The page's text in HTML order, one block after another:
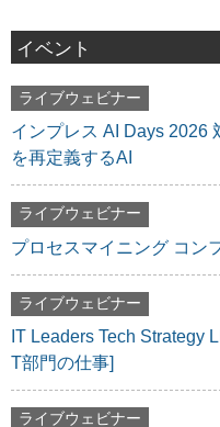
イベント
ライブウェビナー
インプレス AI Days 2026
を再定義するAI
ライブウェビナー
プロセスマイニング コン
ライブウェビナー
IT Leaders Tech Strategy
T部門の仕事]
ライブウェビナー